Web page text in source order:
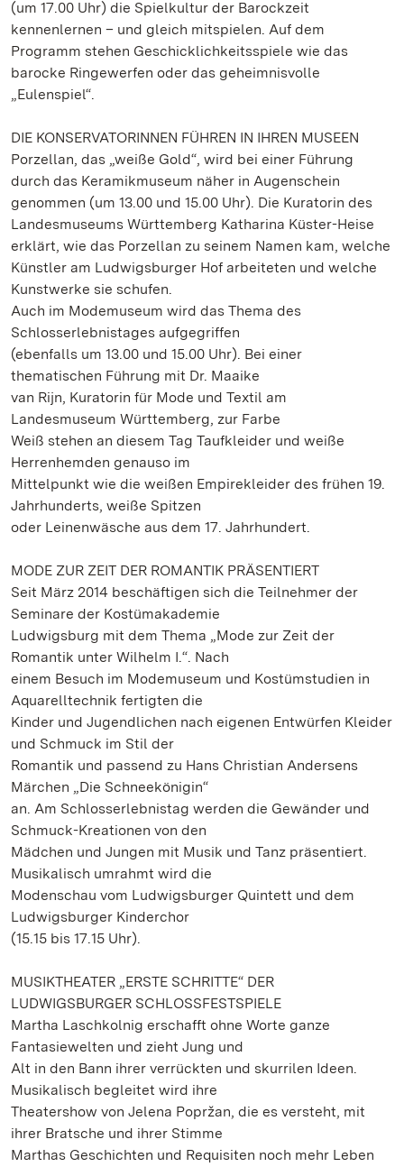
(um 17.00 Uhr) die Spielkultur der Barockzeit
kennenlernen – und gleich mitspielen. Auf dem
Programm stehen Geschicklichkeitsspiele wie das
barocke Ringewerfen oder das geheimnisvolle
„Eulenspiel“.
DIE KONSERVATORINNEN FÜHREN IN IHREN MUSEEN
Porzellan, das „weiße Gold“, wird bei einer Führung
durch das Keramikmuseum näher in Augenschein
genommen (um 13.00 und 15.00 Uhr). Die Kuratorin des
Landesmuseums Württemberg Katharina Küster-Heise
erklärt, wie das Porzellan zu seinem Namen kam, welche
Künstler am Ludwigsburger Hof arbeiteten und welche
Kunstwerke sie schufen.
Auch im Modemuseum wird das Thema des
Schlosserlebnistages aufgegriffen
(ebenfalls um 13.00 und 15.00 Uhr). Bei einer
thematischen Führung mit Dr. Maaike
van Rijn, Kuratorin für Mode und Textil am
Landesmuseum Württemberg, zur Farbe
Weiß stehen an diesem Tag Taufkleider und weiße
Herrenhemden genauso im
Mittelpunkt wie die weißen Empirekleider des frühen 19.
Jahrhunderts, weiße Spitzen
oder Leinenwäsche aus dem 17. Jahrhundert.
MODE ZUR ZEIT DER ROMANTIK PRÄSENTIERT
Seit März 2014 beschäftigen sich die Teilnehmer der
Seminare der Kostümakademie
Ludwigsburg mit dem Thema „Mode zur Zeit der
Romantik unter Wilhelm I.“. Nach
einem Besuch im Modemuseum und Kostümstudien in
Aquarelltechnik fertigten die
Kinder und Jugendlichen nach eigenen Entwürfen Kleider
und Schmuck im Stil der
Romantik und passend zu Hans Christian Andersens
Märchen „Die Schneekönigin“
an. Am Schlosserlebnistag werden die Gewänder und
Schmuck-Kreationen von den
Mädchen und Jungen mit Musik und Tanz präsentiert.
Musikalisch umrahmt wird die
Modenschau vom Ludwigsburger Quintett und dem
Ludwigsburger Kinderchor
(15.15 bis 17.15 Uhr).
MUSIKTHEATER „ERSTE SCHRITTE“ DER
LUDWIGSBURGER SCHLOSSFESTSPIELE
Martha Laschkolnig erschafft ohne Worte ganze
Fantasiewelten und zieht Jung und
Alt in den Bann ihrer verrückten und skurrilen Ideen.
Musikalisch begleitet wird ihre
Theatershow von Jelena Popržan, die es versteht, mit
ihrer Bratsche und ihrer Stimme
Marthas Geschichten und Requisiten noch mehr Leben